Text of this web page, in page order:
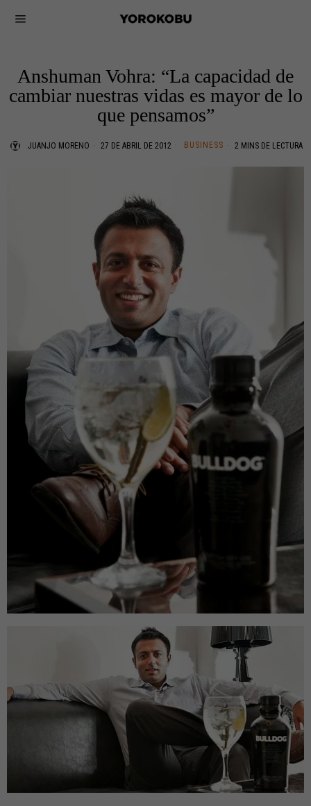
Anshuman Vohra: “La capacidad de
cambiar nuestras vidas es mayor de lo
que pensamos”
JUANJO MORENO 27 DE ABRIL DE 2012 BUSINESS 2 MINS DE LECTURA